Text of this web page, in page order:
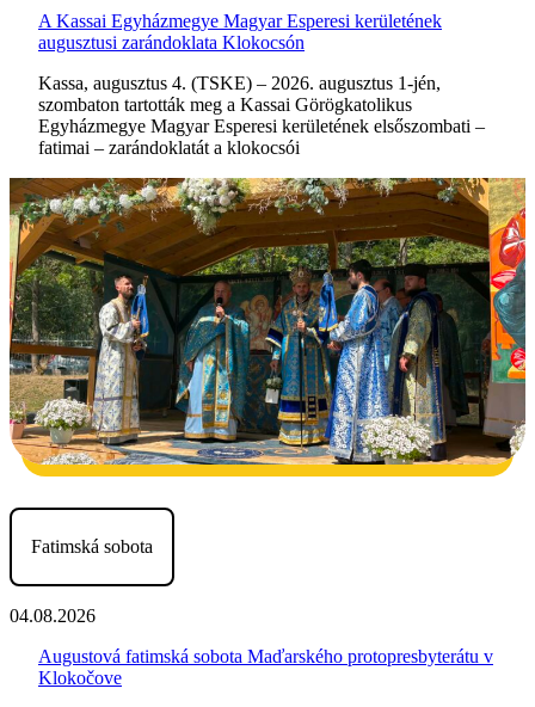
A Kassai Egyházmegye Magyar Esperesi kerületének
augusztusi zarándoklata Klokocsón
Kassa, augusztus 4. (TSKE) – 2026. augusztus 1-jén,
szombaton tartották meg a Kassai Görögkatolikus
Egyházmegye Magyar Esperesi kerületének elsőszombati –
fatimai – zarándoklatát a klokocsói
Fatimská sobota
04.08.2026
Augustová fatimská sobota Maďarského protopresbyterátu v
Klokočove